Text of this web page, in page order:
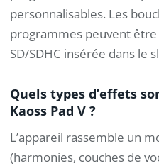
personnalisables. Les
programmes peuvent
SD/SDHC insérée dans le
Quels types d’effets
Kaoss Pad V ?
L’appareil rassemble un
(harmonies, couches de